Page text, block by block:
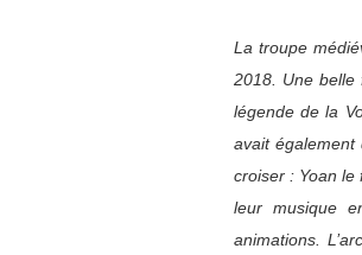
La troupe
2018. Une belle
légende de la
avait également
croiser : Yoan
leur musique
animations.